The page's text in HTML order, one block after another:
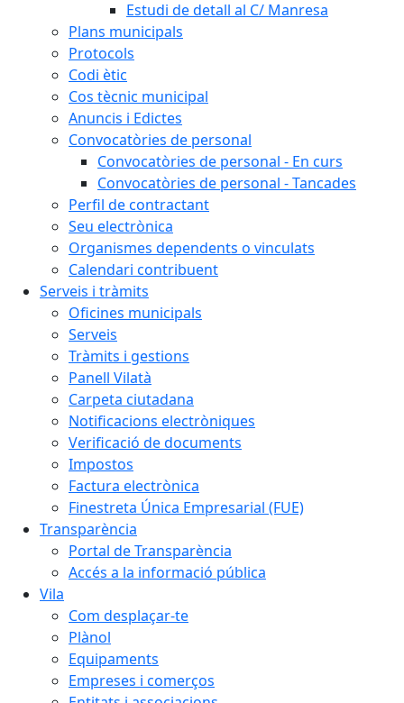
Estudi de detall al C/ Manresa
Plans municipals
Protocols
Codi ètic
Cos tècnic municipal
Anuncis i Edictes
Convocatòries de personal
Convocatòries de personal - En curs
Convocatòries de personal - Tancades
Perfil de contractant
Seu electrònica
Organismes dependents o vinculats
Calendari contribuent
Serveis i tràmits
Oficines municipals
Serveis
Tràmits i gestions
Panell Vilatà
Carpeta ciutadana
Notificacions electròniques
Verificació de documents
Impostos
Factura electrònica
Finestreta Única Empresarial (FUE)
Transparència
Portal de Transparència
Accés a la informació pública
Vila
Com desplaçar-te
Plànol
Equipaments
Empreses i comerços